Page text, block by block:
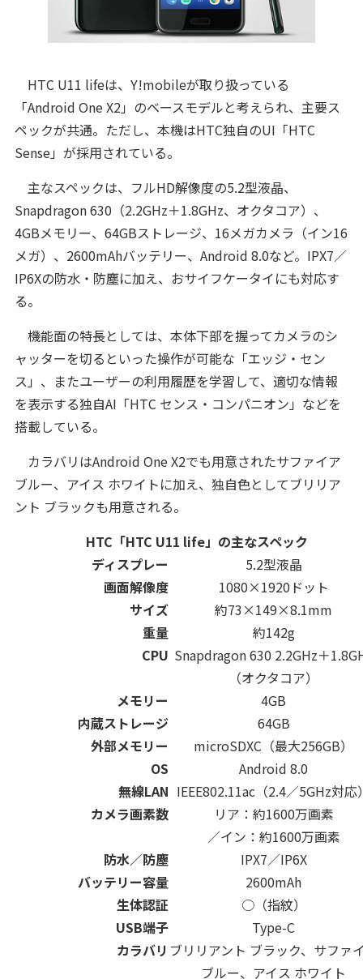
HTC U11 lifeは、Y!mobileが取り扱っている
「Android One X2」のベースモデルと考えられ、主要ス
ペックが共通。ただし、本機はHTC独自のUI「HTC
Sense」が採用されている。
主なスペックは、フルHD解像度の5.2型液晶、
Snapdragon 630（2.2GHz＋1.8GHz、オクタコア）、
4GBメモリー、64GBストレージ、16メガカメラ（イン16
メガ）、2600mAhバッテリー、Android 8.0など。IPX7／
IP6Xの防水・防塵に加え、おサイフケータイにも対応す
る。
機能面の特長としては、本体下部を握ってカメラのシ
ャッターを切るといった操作が可能な「エッジ・セン
ス」、またユーザーの利用履歴を学習して、適切な情報
を表示する独自AI「HTC センス・コンパニオン」などを
搭載している。
カラバリはAndroid One X2でも用意されたサファイア
ブルー、アイス ホワイトに加え、独自色としてブリリア
ント ブラックも用意される。
HTC「HTC U11 life」の主なスペック
ディスプレー
5.2型液晶
画面解像度
1080×1920ドット
サイズ
約73×149×8.1mm
重量
約142g
CPU Snapdragon 630 2.2GHz＋
（オクタコア）
メモリー
4GB
内蔵ストレージ
64GB
外部メモリー
microSDXC（最大256GB）
OS
Android 8.0
無線LAN IEEE802.11ac（2.4／5GHz対応
カメラ画素数
リア：約1600万画素
／イン：約1600万画素
防水／防塵
IPX7／IP6X
バッテリー容量
2600mAh
生体認証
○（指紋）
USB端子
Type-C
カラバリ ブリリアント ブラック、サファ
ブルー、アイス ホワイト